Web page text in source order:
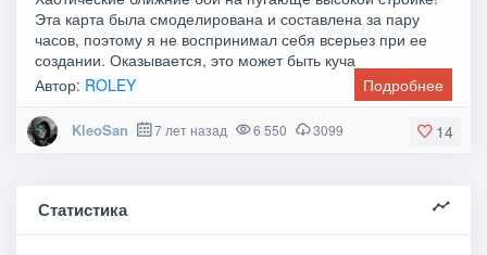
Эта карта была смоделирована и составлена за пару
часов, поэтому я не воспринимал себя всерьез при ее
создании. Оказывается, это может быть куча
Автор: ROLEY Подробнее
14
KleoSan 7 лет назад 6 550 3099
Статистика